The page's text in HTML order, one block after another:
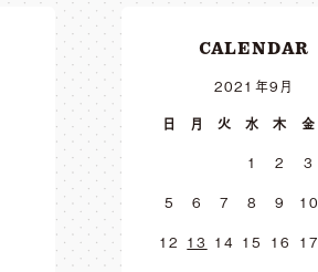
CALENDAR
2021年9月
日
月 火 水 木 金
1
2 3
5
6 7 8 9 10
12 13 14 15 16 17